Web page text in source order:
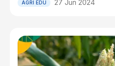
AGRI EDU 27 Jun 2024